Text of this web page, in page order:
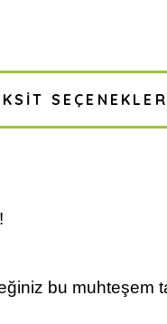
bu muhteşem